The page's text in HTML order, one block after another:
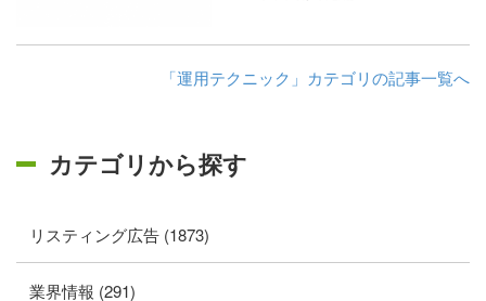
「運用テクニック」カテゴリの記事一覧へ
カテゴリから探す
リスティング広告 (1873)
業界情報 (291)